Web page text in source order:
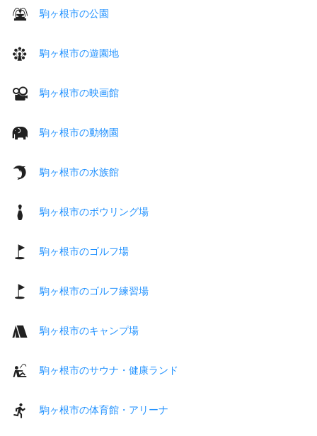
駒ヶ根市の公園
駒ヶ根市の遊園地
駒ヶ根市の映画館
駒ヶ根市の動物園
駒ヶ根市の水族館
駒ヶ根市のボウリング場
駒ヶ根市のゴルフ場
駒ヶ根市のゴルフ練習場
駒ヶ根市のキャンプ場
駒ヶ根市のサウナ・健康ランド
駒ヶ根市の体育館・アリーナ